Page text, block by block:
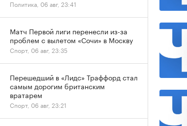
Политика, 06 авг, 23:41
Матч Первой лиги перенесли из-за
проблем с вылетом «Сочи» в Москву
Спорт, 06 авг, 23:35
Перешедший в «Лидс» Траффорд стал
самым дорогим британским
вратарем
Спорт, 06 авг, 23:21